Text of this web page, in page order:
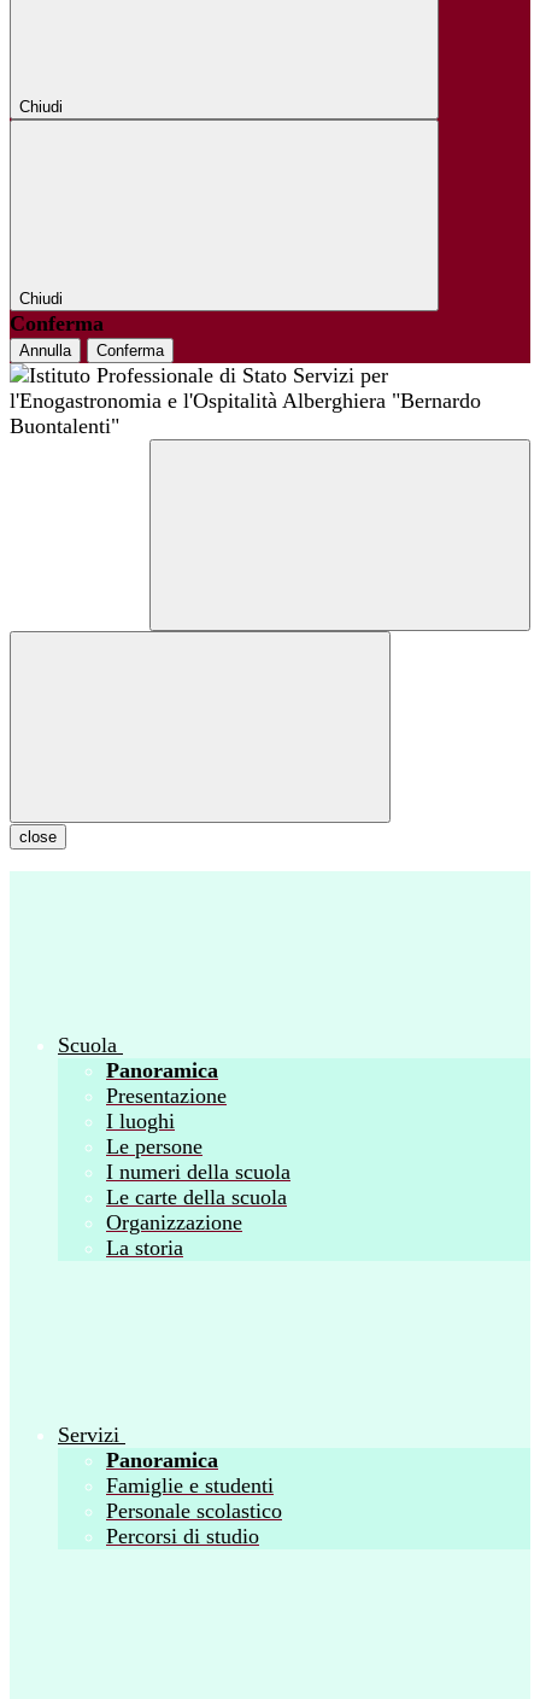
Chiudi
Chiudi
Conferma
Annulla Conferma
close
Scuola
Panoramica
Presentazione
I luoghi
Le persone
I numeri della scuola
Le carte della scuola
Organizzazione
La storia
Servizi
Panoramica
Famiglie e studenti
Personale scolastico
Percorsi di studio